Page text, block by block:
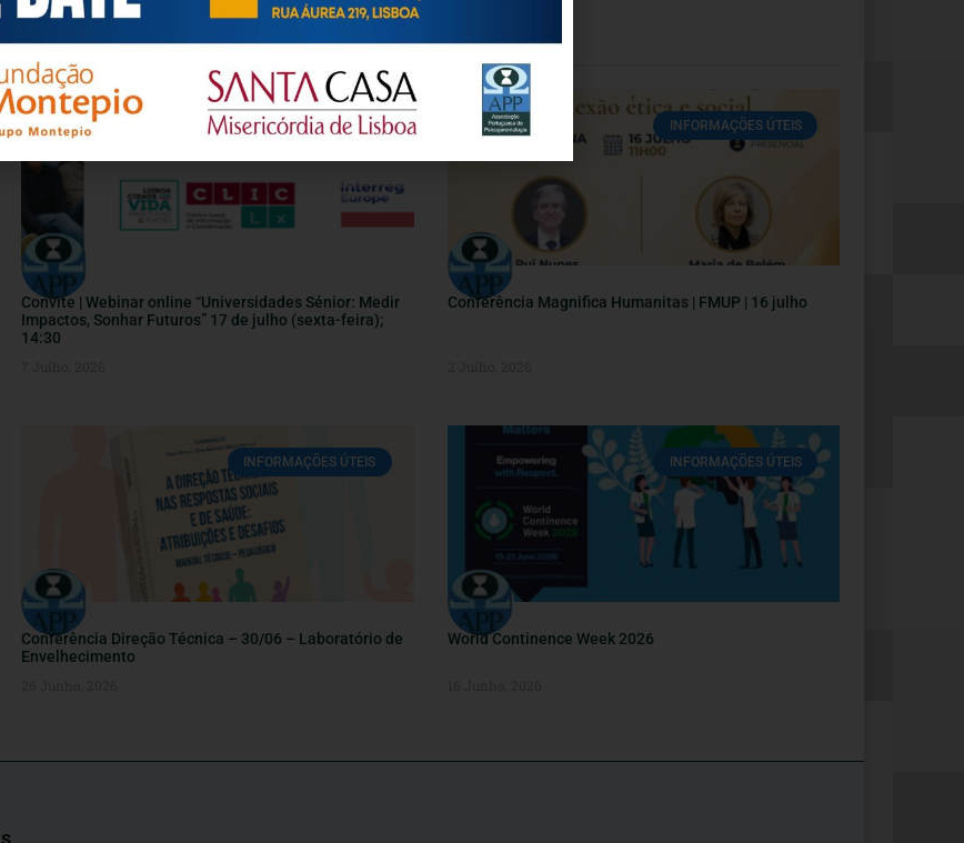
INFORMAÇÕES ÚTEIS
Convite | Webinar online “Universidades Sénior: Medir
Impactos, Sonhar Futuros” 17 de julho (sexta-feira);
14:30
INFORMAÇÕES ÚTEIS
Conferência Magnifica Humanitas | FMUP | 16 julho
INFORMAÇÕES ÚTEIS
Conferência Direção Técnica – 30/06 – Laboratório de
Envelhecimento
INFORMAÇÕES ÚTEIS
World Continence Week 2026